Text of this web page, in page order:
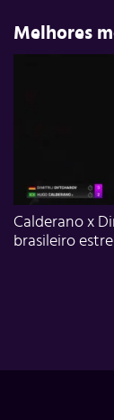
Melhores
Calderano x
brasileiro